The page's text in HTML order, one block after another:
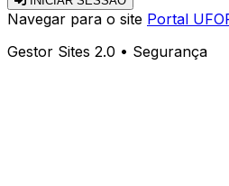
Navegar para o site Portal
Gestor Sites 2.0 • Segurança